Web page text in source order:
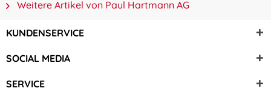
Weitere Artikel von Paul Hartmann AG
KUNDENSERVICE
SOCIAL MEDIA
SERVICE